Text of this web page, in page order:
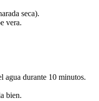
seca).
vera.
agua durante 10 minutos.
bien.